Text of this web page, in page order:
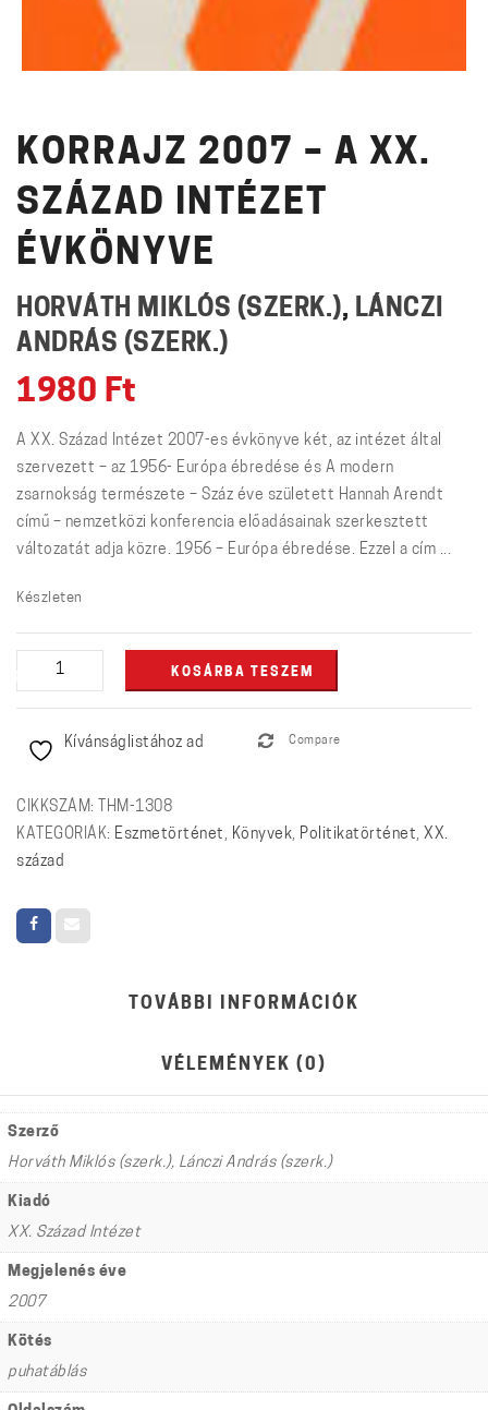
KORRAJZ 2007 – A XX.
SZÁZAD INTÉZET
ÉVKÖNYVE
HORVÁTH MIKLÓS (SZERK.), LÁNCZI
ANDRÁS (SZERK.)
1980 Ft
A XX. Század Intézet 2007-es évkönyve két, az intézet által
szervezett – az 1956- Európa ébredése és A modern
zsarnokság természete – Száz éve született Hannah Arendt
című – nemzetközi konferencia előadásainak szerkesztett
változatát adja közre. 1956 – Európa ébredése. Ezzel a cím ...
Készleten
Korrajz
2007
Század
Intézet
évkönyve
KOSÁRBA TESZEM
Kívánságlistához ad Compare
CIKKSZÁM:
THM-1308
KATEGÓRIÁK: Eszmetörténet , Könyvek, Politikatörténet, XX.
század
TOVÁBBI INFORMÁCIÓK
VÉLEMÉNYEK (0)
Szerző
Horváth Miklós (szerk.), Lánczi András (szerk.)
Kiadó
XX. Század Intézet
Megjelenés éve
2007
Kötés
puhatáblás